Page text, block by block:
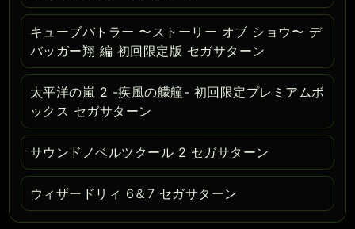
キューブバトラー 〜ストーリー オブ ショウ〜 デ
バッガー翔 編 初回限定版 セガサターン
太平洋の嵐 2 -疾風の艨艟- 初回限定プレミアムボ
ックス セガサターン
サウンドノベルツクール 2 セガサターン
ウィザードリィ 6＆7 セガサターン